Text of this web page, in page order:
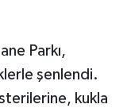
Parkı,
şenlendi.
kukla